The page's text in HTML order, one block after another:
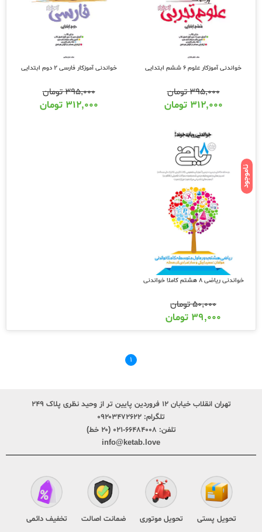
خواندنی آموزکار علوم 6 ششم ابتدایی
۳۹۵,۰۰۰تومان
۳۱۲,۰۰۰ تومان
خواندنی آموزکار فارسی 2 دوم ابتدایی
۳۹۵,۰۰۰تومان
۳۱۲,۰۰۰ تومان
ناموجود
خواندنی ریاضی 8 هشتم کاملا خواندنی
۵۰,۰۰۰تومان
۳۹,۰۰۰ تومان
۱
تهران انقلاب خیابان ۱۲ فروردین پایین تر از وحید نظری پلاک ۲۴۹
تلگرام: ۰۹۲۰۳۴۷۲۶۲۲
تلفن: ۶۶۴۸۴۰۰۸-۰۲۱ (۲۰ خط)
info@ketab.love
تحویل پستی تحویل موتوری ضمانت اصالت تخفیف دائمی